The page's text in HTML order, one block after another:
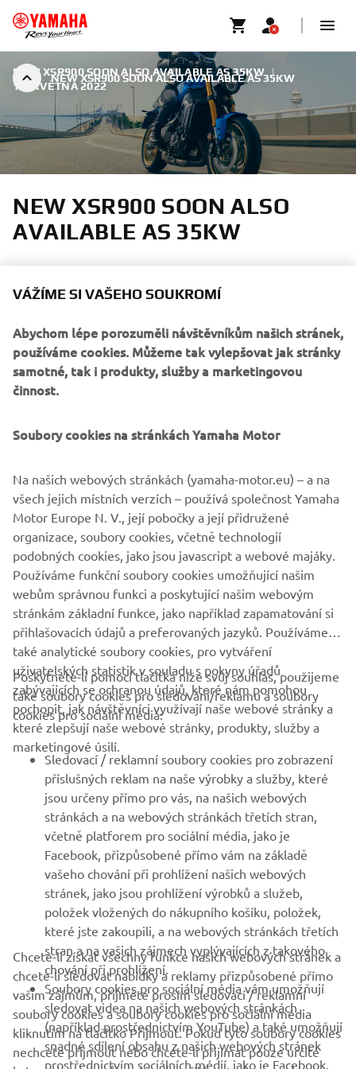
NEW XSR900 SOON ALSO AVAILABLE AS 35KW
NEW XSR900 SOON ALSO AVAILABLE AS 35KW
|
15. KVĚTNA 2022
NEW XSR900 SOON ALSO
AVAILABLE AS 35KW
The all-new XSR900 that was introduced at EICMA 2021
will be made available in a 35kW version as of September
2022. Taking its design inspiration from some of Yamaha’s
legendary historic machinery, this high-specification
research and development. This is the kind of motorcycle
ergonomics are specially designed to give you an open
and adaptable riding position that makes every ride more
enjoyable. From narrow twisty backroads through to fast
open corners or relaxed cruising through town, the
XSR900 is ready for anything and will suit a broad range of
riders with both the full power and the 35kW version.
FIREMNÍ
B2B
VÍCE YAMAHA
PODPORA
ZPRAVODAJ
Získejte jako první informace o nejnovějších nabídkách,
speciálních akcích, nových verzích a mnoho dalšího
PŘIHLÁSIT SE K ODBĚRU
Přečtěte si naše Zásady ochrany osobních údajů a zjistěte, jak
VÁŽÍME SI VAŠEHO SOUKROMÍ
Abychom lépe porozuměli návštěvníkům našich stránek,
používáme cookies. Můžeme tak vylepšovat jak stránky
samotné, tak i produkty, služby a marketingovou
činnost.
Soubory cookies na stránkách Yamaha Motor
Na našich webových stránkách (yamaha-motor.eu) – a na
všech jejich místních verzích – používá společnost Yamaha
Motor Europe N. V., její pobočky a její přidružené
organizace, soubory cookies, včetně technologií
podobných cookies, jako jsou javascript a webové majáky.
Používáme funkční soubory cookies umožňující našim
webům správnou funkci a poskytující našim webovým
stránkám základní funkce, jako například zapamatování si
přihlašovacích údajů a preferovaných jazyků. Používáme
také analytické soubory cookies, pro vytváření
uživatelských statistik v souladu s pokyny úřadů
zabývajících se ochranou údajů, které nám pomohou
pochopit, jak návštěvníci využívají naše webové stránky a
které zlepšují naše webové stránky, produkty, služby a
marketingové úsilí.
Poskytnete-li pomocí tlačítka níže svůj souhlas, použijeme
také soubory cookies pro sledování/reklamu a soubory
cookies pro sociální média:
Sledovací / reklamní soubory cookies pro zobrazení
příslušných reklam na naše výrobky a služby, které
jsou určeny přímo pro vás, na našich webových
stránkách a na webových stránkách třetích stran,
včetně platforem pro sociální média, jako je
Facebook, přizpůsobené přímo vám na základě
vašeho chování při prohlížení našich webových
stránek, jako jsou prohlížení výrobků a služeb,
položek vložených do nákupního košíku, položek,
které jste zakoupili, a na webových stránkách třetích
stran a na vašich zájmech vyplývajících z takového
chování při prohlížení.
Soubory cookies pro sociální média vám umožňují
sledovat videa na našich webových stránkách
(například prostřednictvím YouTube) a také umožňují
snadné sdílení obsahu z našich webových stránek
prostřednictvím sociálních médií, jako je Facebook.
Chcete-li získat všechny funkce našich webových stránek a
chcete-li sledovat nabídky a reklamy přizpůsobené přímo
vašim zájmům, přijměte prosím sledovací / reklamní
soubory cookies a soubory cookies pro sociální média
kliknutím na tlačítko Přijmout. Pokud tyto soubory cookies
nechcete přijmout nebo chcete-li přijímat pouze určité